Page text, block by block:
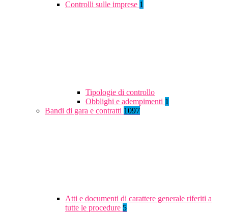
Controlli sulle imprese 1
Tipologie di controllo
Obblighi e adempimenti 1
Bandi di gara e contratti 1097
Atti e documenti di carattere generale riferiti a
tutte le procedure 5